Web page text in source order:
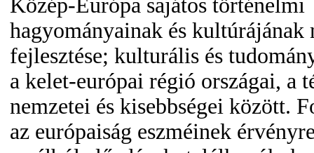
Közép-Európa sajátos történelmi
hagyományainak és kultúrájának
fejlesztése; kulturális és
a kelet-európai régió országai, a
nemzetei és kisebbségei között.
az európaiság eszméinek